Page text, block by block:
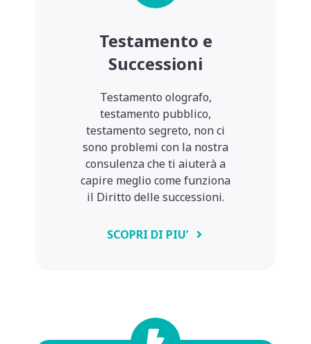
Testamento e
Successioni
Testamento olografo,
testamento pubblico,
testamento segreto, non ci
sono problemi con la nostra
consulenza che ti aiuterà a
capire meglio come funziona
il Diritto delle successioni.
SCOPRI DI PIU’